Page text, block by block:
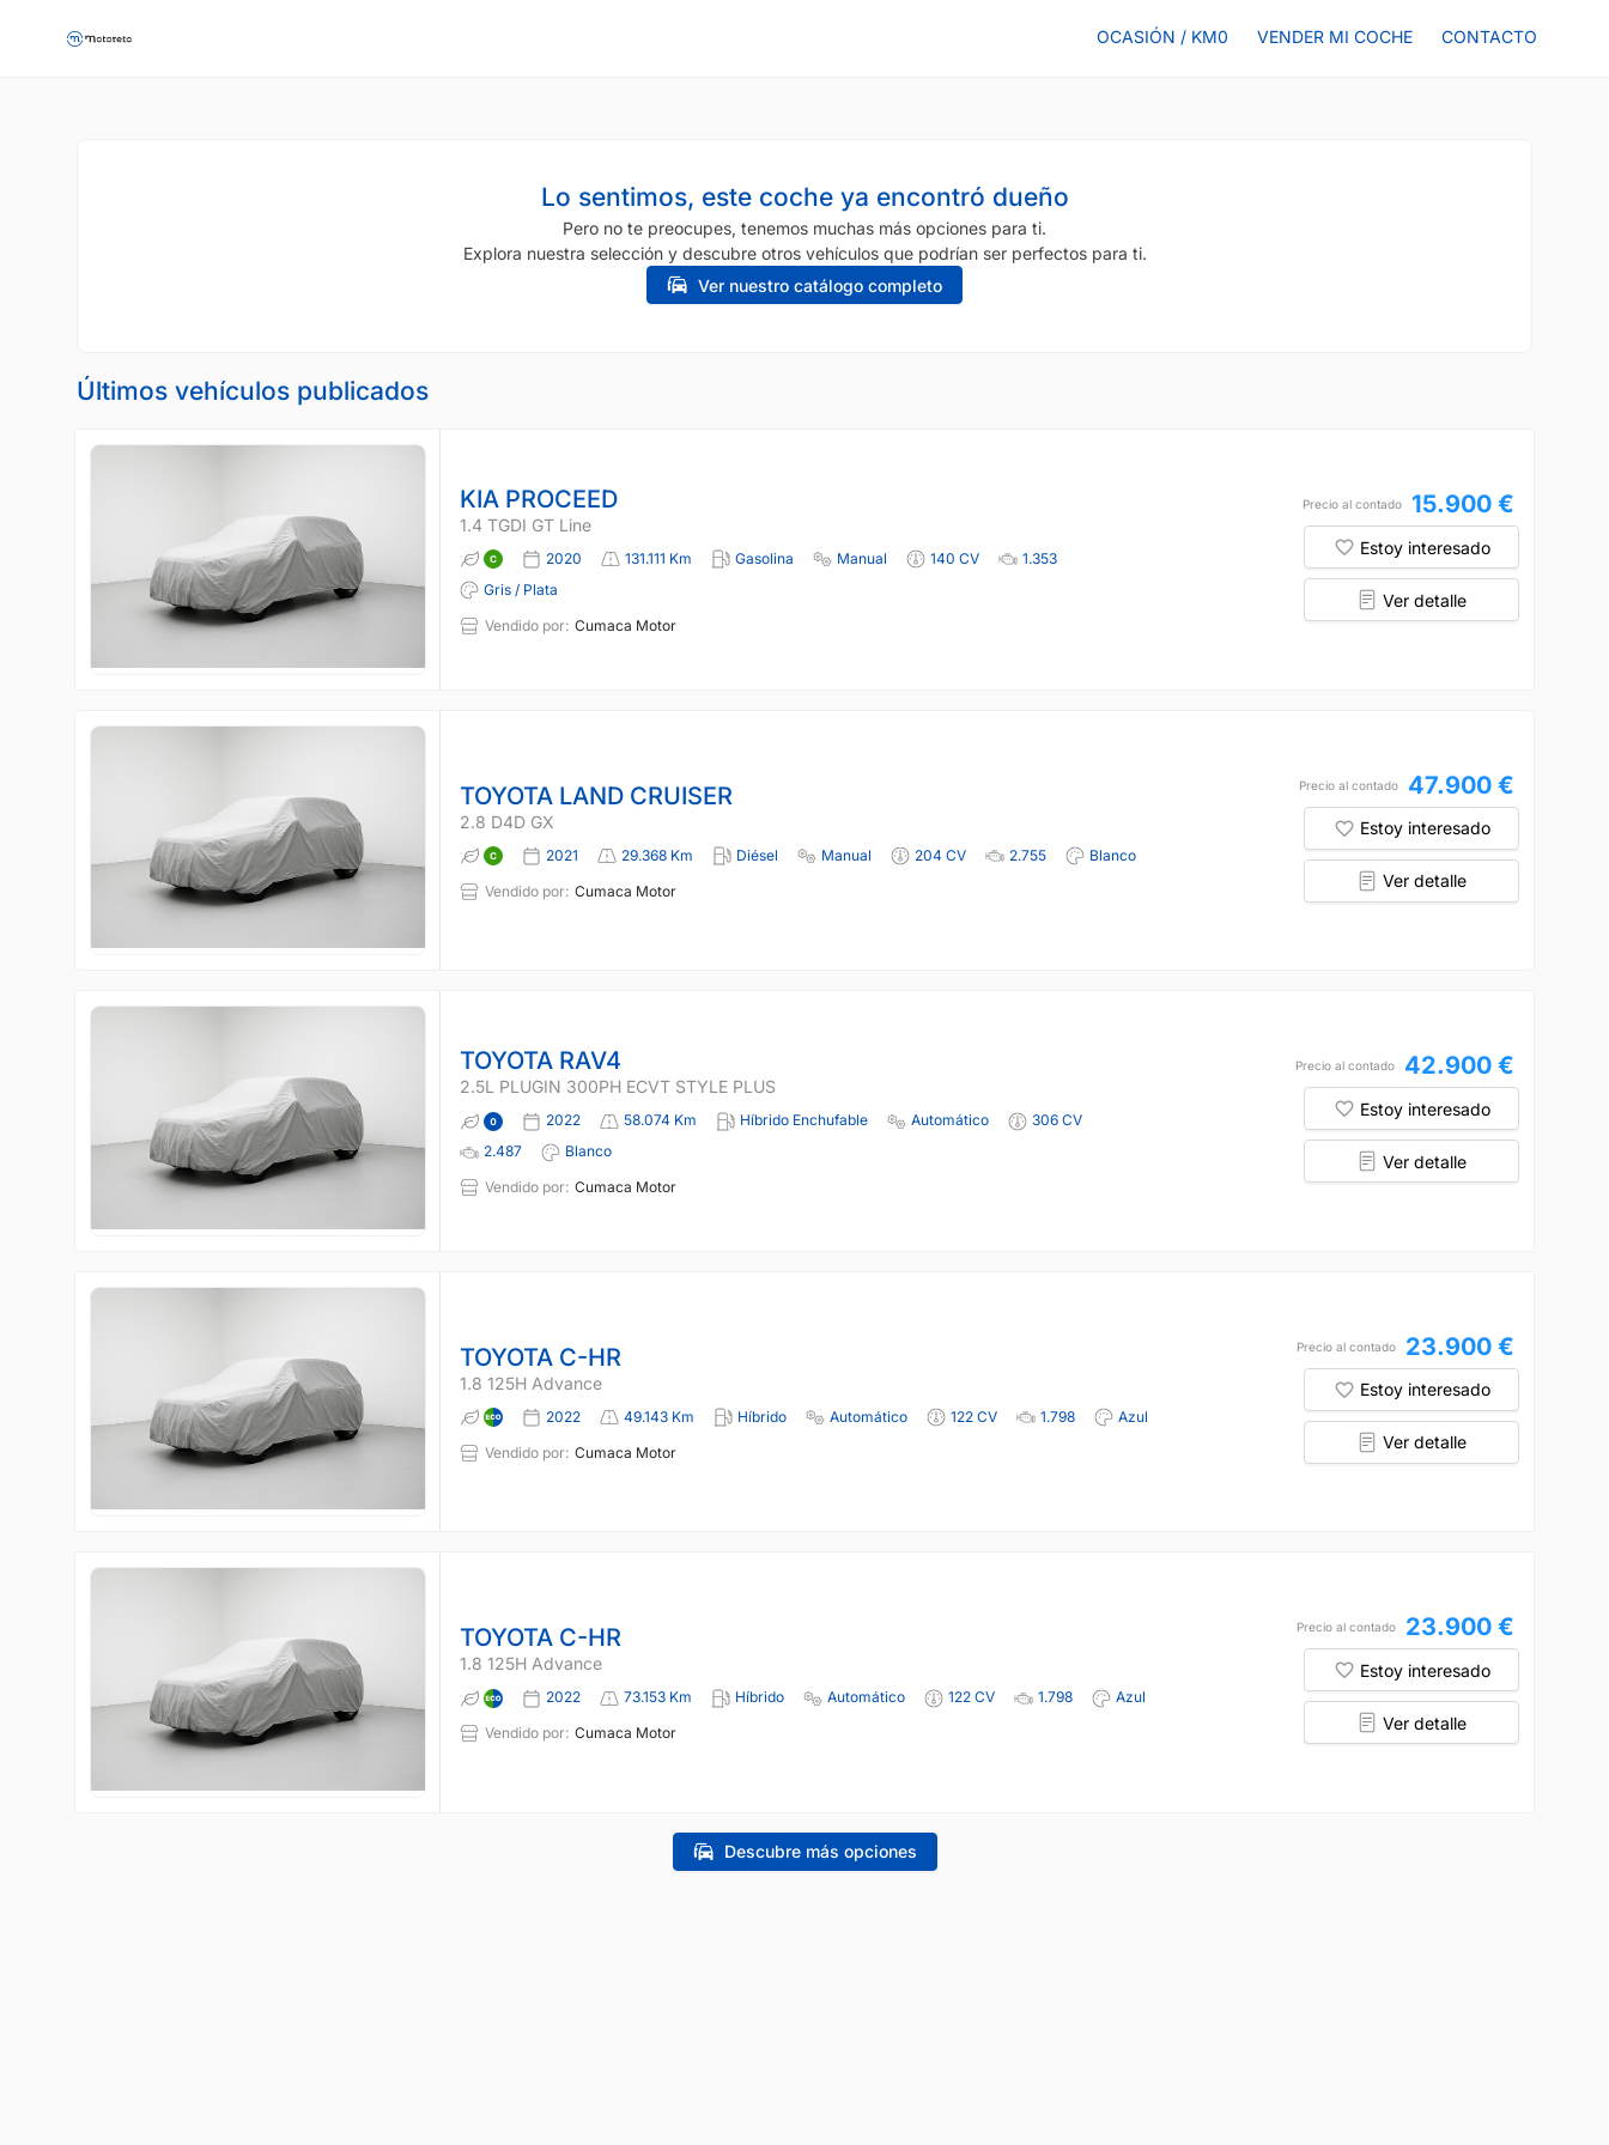
OCASIÓN / KM0 VENDER MI COCHE CONTACTO
Lo sentimos, este coche ya encontró dueño
Pero no te preocupes, tenemos muchas más opciones para ti.
Explora nuestra selección y descubre otros vehículos que podrían ser perfectos para ti.
Ver nuestro catálogo completo
Últimos vehículos publicados
KIA PROCEED
1.4 TGDI GT Line
2020 131.111 Km Gasolina Manual 140 CV
1.353
Gris / Plata
Vendido por: Cumaca Motor
Precio al contado 15.900 €
Estoy interesado
Ver detalle
TOYOTA LAND CRUISER
2.8 D4D GX
2021 29.368 Km Diésel Manual 204 CV 2.755
Blanco
Vendido por: Cumaca Motor
Precio al contado 47.900 €
Estoy interesado
Ver detalle
TOYOTA RAV4
2.5L PLUGIN 300PH ECVT STYLE PLUS
2022 58.074 Km Híbrido Enchufable Automático
306 CV
2.487
Blanco
Vendido por: Cumaca Motor
Precio al contado 42.900 €
Estoy interesado
Ver detalle
TOYOTA C-HR
1.8 125H Advance
2022 49.143 Km Híbrido Automático 122 CV 1.798
Azul
Vendido por: Cumaca Motor
Precio al contado 23.900 €
Estoy interesado
Ver detalle
TOYOTA C-HR
1.8 125H Advance
2022 73.153 Km Híbrido Automático 122 CV 1.798
Azul
Vendido por: Cumaca Motor
Precio al contado 23.900 €
Estoy interesado
Ver detalle
Descubre más opciones